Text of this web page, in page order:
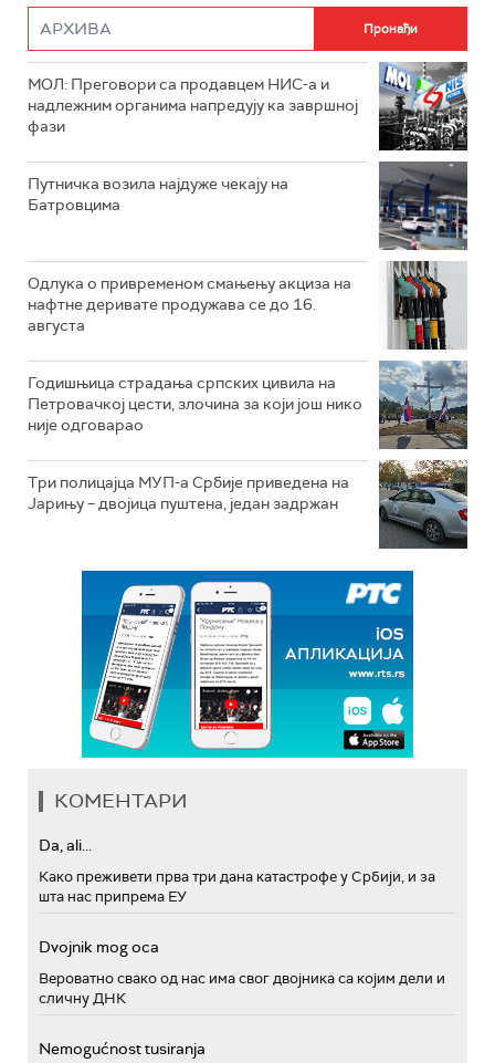
МОЛ: Преговори са продавцем НИС-а и
надлежним органима напредују ка завршној
фази
Путничка возила најдуже чекају на
Батровцима
Одлука о привременом смањењу акциза на
нафтне деривате продужава се до 16.
августа
Годишњица страдања српских цивила на
Петровачкој цести, злочина за који још нико
није одговарао
Три полицајца МУП-а Србије приведена на
Јарињу – двојица пуштена, један задржан
КОМЕНТАРИ
Da, ali...
Како преживети прва три дана катастрофе у Србији, и за
шта нас припрема ЕУ
Dvojnik mog oca
Вероватно свако од нас има свог двојника са којим дели и
сличну ДНК
Nemogućnost tusiranja